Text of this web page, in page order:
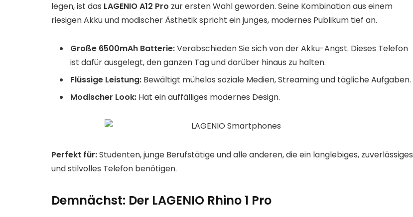
legen, ist das LAGENIO A12 Pro zur ersten Wahl geworden. Seine Kombination aus einem
riesigen Akku und modischer Ästhetik spricht ein junges, modernes Publikum tief an.
Große 6500mAh Batterie:Verabschieden Sie sich von der Akku-Angst. Dieses Telefon
ist dafür ausgelegt, den ganzen Tag und darüber hinaus zu halten.
Flüssige Leistung: Bewältigt mühelos soziale Medien, Streaming und tägliche Aufgaben.
Modischer Look: Hat ein auffälliges modernes Design.
Perfekt für:Studenten, junge Berufstätige und alle anderen, die ein langlebiges, zuverlässiges
und stilvolles Telefon benötigen.
Demnächst: Der LAGENIO Rhino 1 Pro